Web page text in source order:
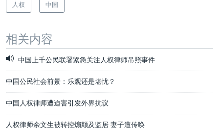
人权 中国
相关内容
中国上千公民联署紧急关注人权律师吊照事件
中国公民社会前景：乐观还是堪忧？
中国人权律师遭迫害引发外界抗议
人权律师余文生被转控煽颠及监居 妻子遭传唤